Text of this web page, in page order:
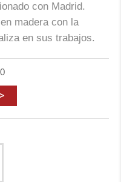
con Madrid.
madera con la
en sus trabajos.
0